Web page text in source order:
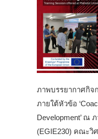
ภาพบรรยากาศกิจ
ภายใต้หัวข้อ
Development’ ณ
(EGIE230) คณะวิ